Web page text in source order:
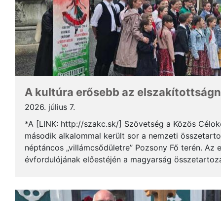
A kultúra erősebb az
2026. július 7.
*A [LINK: http://szakc.sk/] Szövetség a Közös
második alkalommal került sor a nemzeti
néptáncos „villámcsődületre” Pozsony Fő terén. Az
évfordulójának előestéjén a magyarság